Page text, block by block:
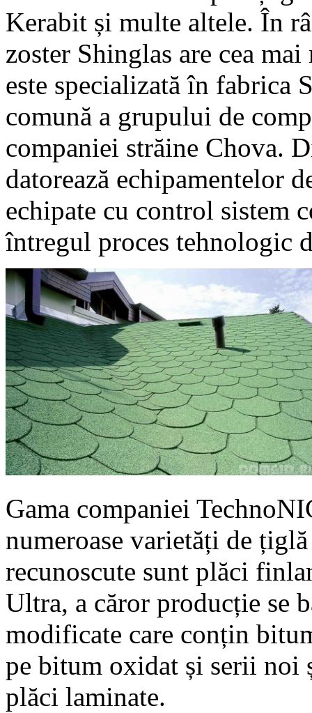
Kerabit și multe altele. În
zoster Shinglas are cea
este specializată în fabrica
comună a grupului de
companiei străine Chova.
datorează echipamentelor
echipate cu control sistem
întregul proces tehnologic
Gama companiei
numeroase varietăți de
recunoscute sunt plăci
Ultra, a căror producție se
modificate care conțin
pe bitum oxidat și serii noi
plăci laminate.